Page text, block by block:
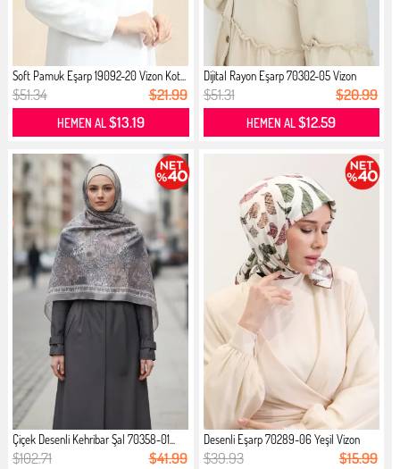
Soft Pamuk Eşarp 19092-20 Vizon Kot...
$51.34 $21.99
HEMEN AL$13.19
Dijital Rayon Eşarp 70302-05 Vizon
$51.31 $20.99
HEMEN AL$12.59
Çiçek Desenli Kehribar Şal 70358-01...
$102.71 $41.99
Desenli Eşarp 70289-06 Yeşil Vizon
$39.93 $15.99